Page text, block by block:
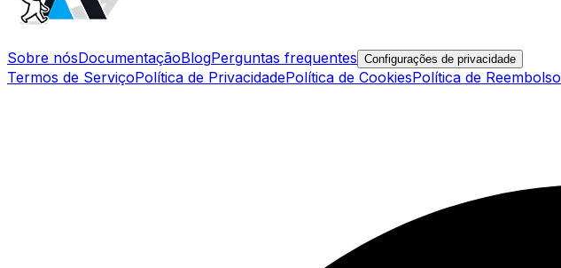
Sobre nósDocumentaçãoBlogPerguntas frequentes Configurações de privacidade
Termos de ServiçoPolítica de PrivacidadePolítica de CookiesPolítica de Reembolso